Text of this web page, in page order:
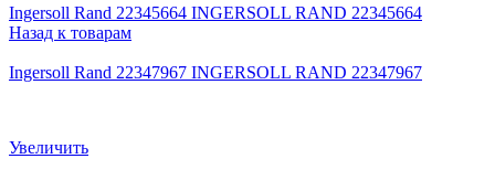
Ingersoll Rand 22345664 INGERSOLL RAND 22345664
Назад к товарам
Ingersoll Rand 22347967 INGERSOLL RAND 22347967
Увеличить